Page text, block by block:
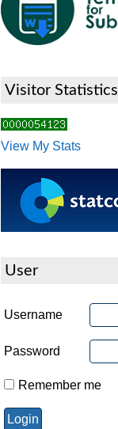
Visitor Statistics
View My Stats
User
Username
Password
Remember me